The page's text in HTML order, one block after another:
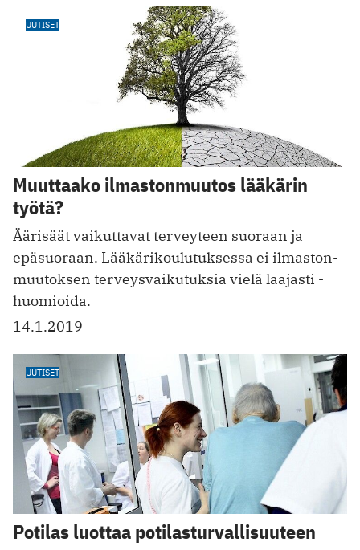
UUTISET
Muuttaako ilmastonmuutos lääkärin
työtä?
Äärisäät vaikuttavat terveyteen suoraan ja
epäsuoraan. Lääkäri­koulutuksessa ei ­ilmaston­
muutoksen terveysvaikutuksia vielä laajasti ­
huomioida.
14.1.2019
UUTISET
Potilas luottaa potilasturvallisuuteen